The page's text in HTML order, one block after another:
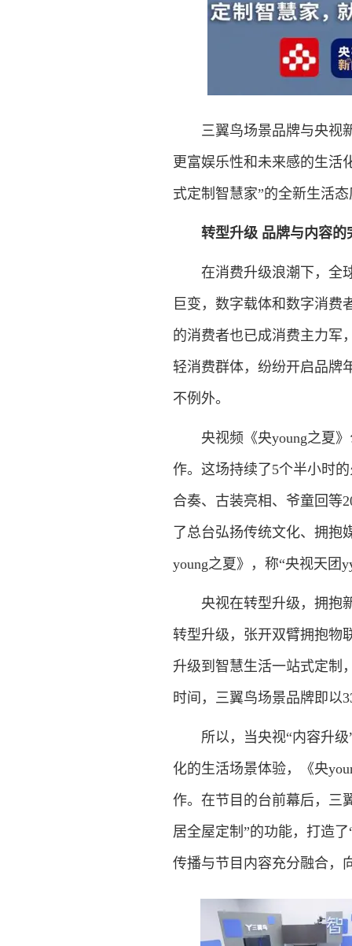
三翼鸟场景品牌与央视新
更富娱乐性和未来感的生活
式定制智慧家”的全新生活
转型升级 品牌与内容的
在消费升级浪潮下，全球
巨变，数字载体和数字消费
的消费者也已成消费主力军
轻消费群体，纷纷开启品牌
不例外。
央视频《央young之夏》
作。这场持续了5个半小时
合奏、古装亮相、爷童回等
了总台弘扬传统文化、拥
young之夏》，称“央视天团
央视在转型升级，拥抱新
转型升级，张开双臂拥抱物
升级到智慧生活一站式定制
时间，三翼鸟场景品牌即以
所以，当央视“内容升级”
化的生活场景体验，《央
作。在节目的台前幕后，三
居全屋定制”的功能，打造
传播与节目内容充分融合，